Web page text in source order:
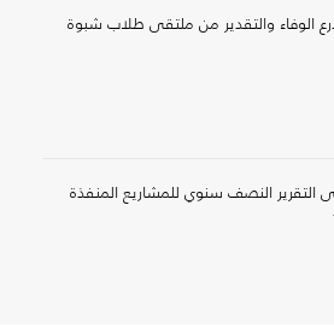
الوفاء والتقدير من ملتقى طلاب شبوة
التقرير النصف سنوي للمشاريع المنفذة